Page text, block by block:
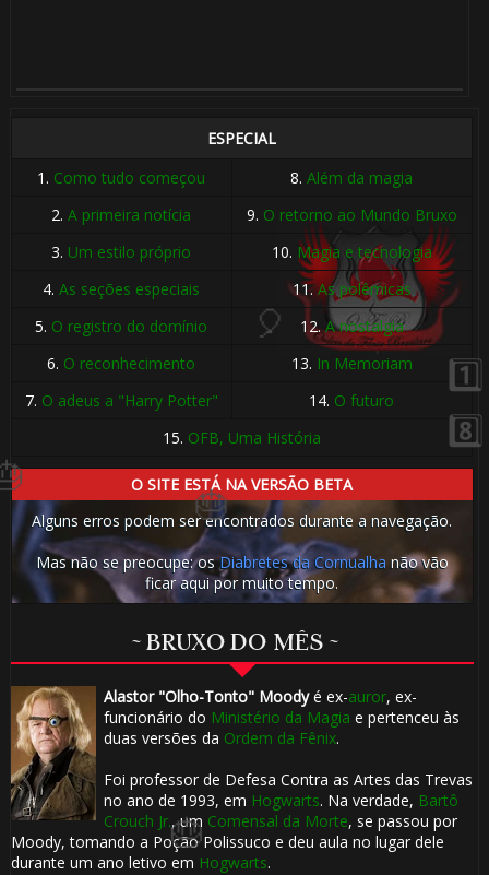
ESPECIAL
1. Como tudo começou 8.Além da magia
2.A primeira notícia 9. O retorno ao Mundo Bruxo
3. Um estilo próprio 10. Magia e tecnologia
4.As seções especiais 11.As polêmicas
5. O registro do domínio 12.A nostalgia
6. O reconhecimento 13. In Memoriam
7. O adeus a "Harry Potter" 14. O futuro
15. OFB, Uma História
O SITE ESTÁ NA VERSÃO BETA
Alguns erros podem ser encontrados durante a navegação.
Mas não se preocupe: osDiabretes da Cornualha não vão
ficar aqui por muito tempo.
~ BRUXO DO MÊS ~
Alastor "Olho-Tonto" Moodyé ex-auror, ex-
funcionário do Ministério da Magia e pertenceu às
duas versões da Ordem da Fênix.
Foi professor de Defesa Contra as Artes das Trevas
no ano de 1993, em Hogwarts. Na verdade, Bartô
Crouch Jr., um Comensal da Morte, se passou por
Moody, tomando a Poção Polissuco e deu aula no lugar dele
durante um ano letivo em Hogwarts.
1️⃣